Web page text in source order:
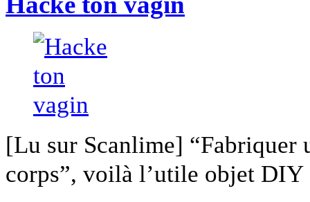
[Lu sur Scanlime] “Fabriquer
corps”, voilà l’utile objet